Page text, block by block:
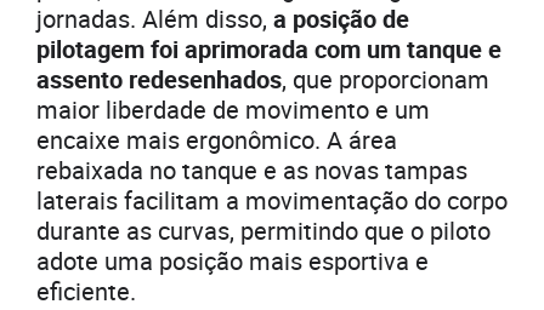
jornadas. Além disso, a posição de
pilotagem foi aprimorada com um tanque e
assento redesenhados, que proporcionam
maior liberdade de movimento e um
encaixe mais ergonômico. A área
rebaixada no tanque e as novas tampas
laterais facilitam a movimentação do corpo
durante as curvas, permitindo que o piloto
adote uma posição mais esportiva e
eficiente.